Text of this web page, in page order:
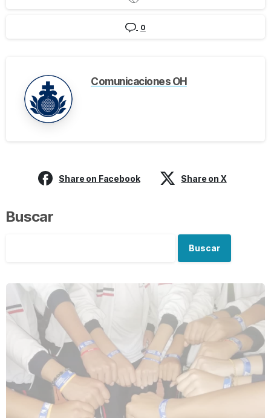
0
Comunicaciones OH
Share on Facebook Share on X
Buscar
Buscar